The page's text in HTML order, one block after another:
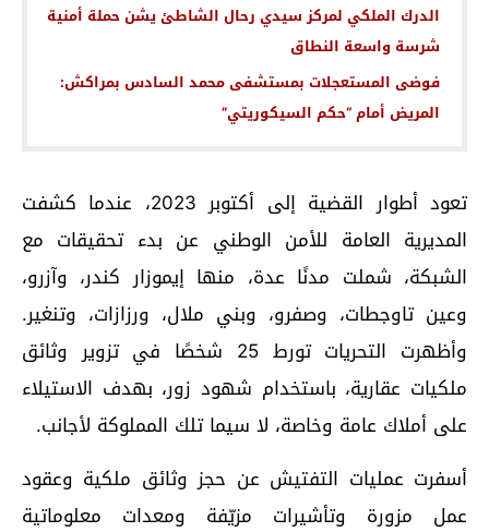
الدرك الملكي لمركز سيدي رحال الشاطئ يشن حملة أمنية
شرسة واسعة النطاق
فوضى المستعجلات بمستشفى محمد السادس بمراكش:
المريض أمام “حكم السيكوريتي”
تعود أطوار القضية إلى أكتوبر 2023، عندما كشفت
المديرية العامة للأمن الوطني عن بدء تحقيقات مع
الشبكة، شملت مدنًا عدة، منها إيموزار كندر، وآزرو،
وعين تاوجطات، وصفرو، وبني ملال، ورزازات، وتنغير.
وأظهرت التحريات تورط 25 شخصًا في تزوير وثائق
ملكيات عقارية، باستخدام شهود زور، بهدف الاستيلاء
على أملاك عامة وخاصة، لا سيما تلك المملوكة لأجانب.
أسفرت عمليات التفتيش عن حجز وثائق ملكية وعقود
عمل مزورة وتأشيرات مزيّفة ومعدات معلوماتية